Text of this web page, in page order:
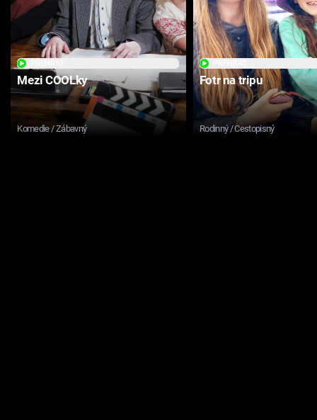
Mezi COOLky
Komedie / Zábavný
Fotr na tripu
Rodinný / Cestopisný